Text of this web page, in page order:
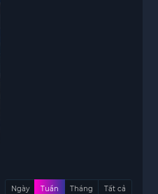
Ngày Tuần Tháng Tất cả